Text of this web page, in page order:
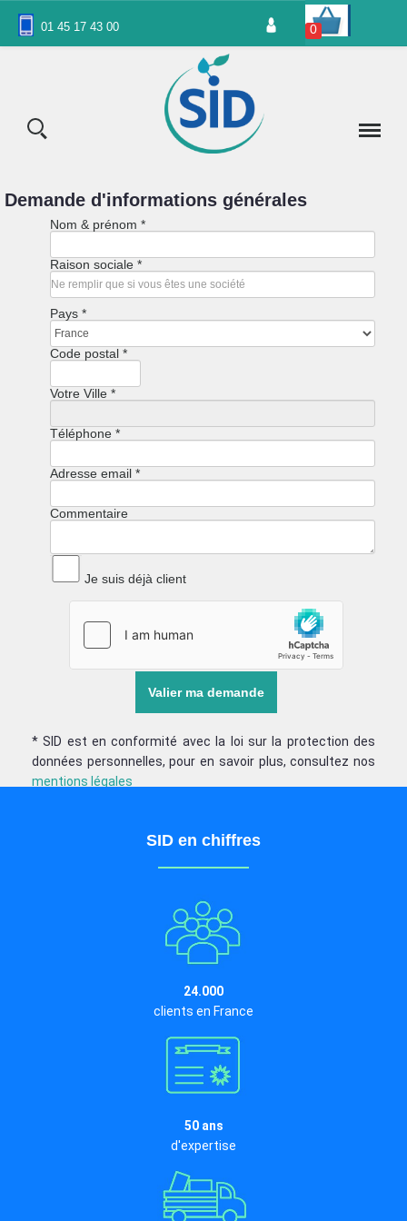
01 45 17 43 00 0
Demande d'informations générales
Nom & prénom *
Raison sociale *
Pays *
Code postal *
Votre Ville *
Téléphone *
Adresse email *
Commentaire
Je suis déjà client
* SID est en conformité avec la loi sur la protection des
données personnelles, pour en savoir plus, consultez nos
mentions légales
SID en chiffres
24.000
clients en France
50 ans
d'expertise